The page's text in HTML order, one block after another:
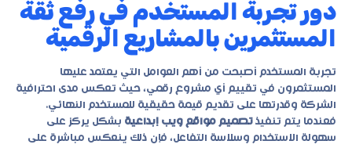
دور تجربة المستخدم في رفع ثقة
المستثمرين بالمشاريع الرقمية
تجربة المستخدم أصبحت من أهم العوامل التي يعتمد عليها
المستثمرون في تقييم أي مشروع رقمي، حيث تعكس مدى احترافية
الشركة وقدرتها على تقديم قيمة حقيقية للمستخدم النهائي.
فعندما يتم تنفيذ تصميم مواقع ويب إبداعية بشكل يركز على
سهولة الاستخدام وسلاسة التفاعل، فإن ذلك ينعكس مباشرة على